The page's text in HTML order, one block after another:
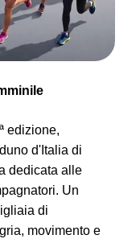
edizione,
d'Italia di
dedicata alle
Un
di
movimento e